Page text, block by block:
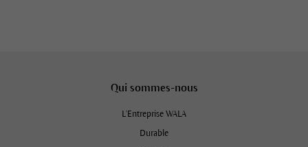
Qui sommes-nous
L'Entreprise WALA
Durable